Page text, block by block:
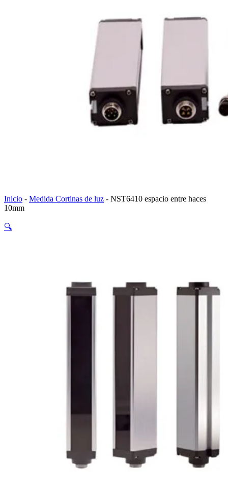
Inicio - Medida Cortinas de luz - NST6410 espacio entre haces
10mm
🔍